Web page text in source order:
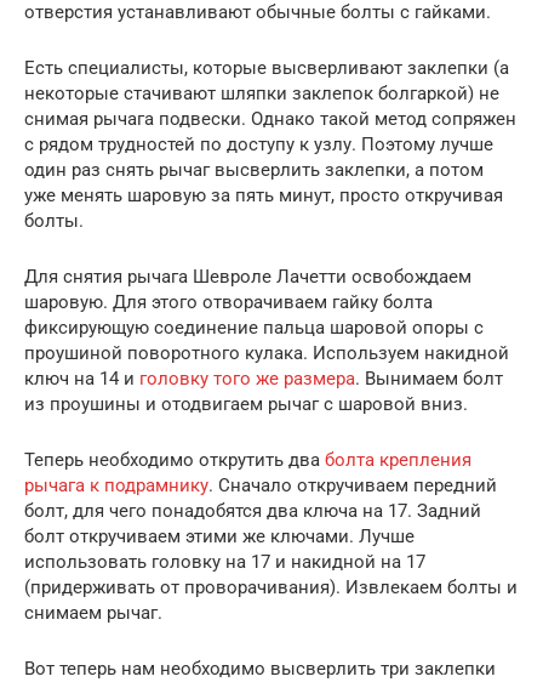
отверстия устанавливают обычные болты с гайками.
Есть специалисты, которые высверливают заклепки (а
некоторые стачивают шляпки заклепок болгаркой) не
снимая рычага подвески. Однако такой метод сопряжен
с рядом трудностей по доступу к узлу. Поэтому лучше
один раз снять рычаг высверлить заклепки, а потом
уже менять шаровую за пять минут, просто откручивая
болты.
Для снятия рычага Шевроле Лачетти освобождаем
шаровую. Для этого отворачиваем гайку болта
фиксирующую соединение пальца шаровой опоры с
проушиной поворотного кулака. Используем накидной
ключ на 14 и головку того же размера. Вынимаем болт
из проушины и отодвигаем рычаг с шаровой вниз.
Теперь необходимо открутить два болта крепления
рычага к подрамнику. Сначало откручиваем передний
болт, для чего понадобятся два ключа на 17. Задний
болт откручиваем этими же ключами. Лучше
использовать головку на 17 и накидной на 17
(придерживать от проворачивания). Извлекаем болты и
снимаем рычаг.
Вот теперь нам необходимо высверлить три заклепки